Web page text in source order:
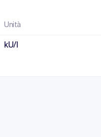
Unità
kU/l